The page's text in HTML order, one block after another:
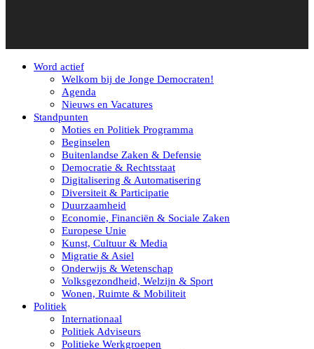
Word actief
Welkom bij de Jonge Democraten!
Agenda
Nieuws en Vacatures
Standpunten
Moties en Politiek Programma
Beginselen
Buitenlandse Zaken & Defensie
Democratie & Rechtsstaat
Digitalisering & Automatisering
Diversiteit & Participatie
Duurzaamheid
Economie, Financiën & Sociale Zaken
Europese Unie
Kunst, Cultuur & Media
Migratie & Asiel
Onderwijs & Wetenschap
Volksgezondheid, Welzijn & Sport
Wonen, Ruimte & Mobiliteit
Politiek
Internationaal
Politiek Adviseurs
Politieke Werkgroepen